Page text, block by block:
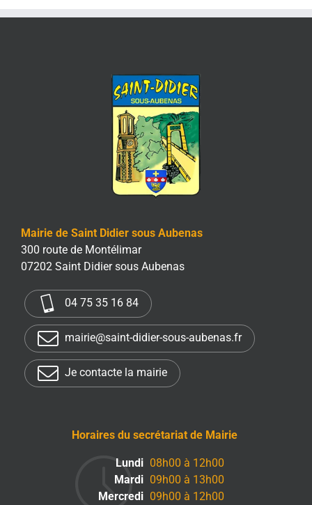
Mairie de Saint Didier sous Aubenas
300 route de Montélimar
07202 Saint Didier sous Aubenas
04 75 35 16 84
mairie@saint-didier-sous-aubenas.fr
Je contacte la mairie
Horaires du secrétariat de Mairie
Lundi 08h00 à 12h00
Mardi 09h00 à 13h00
Mercredi 09h00 à 12h00